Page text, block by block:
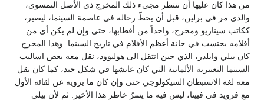
من هذا كان عليها أن تنتظر مجيء ذلك المخرج ذي الأصل النمسوي،
والذي مر في برلين، قبل أن يحطّ رحاله في عاصمة السينما، ليصير،
ككاتب سيناريو ومخرج، واحداً من أقطابها، حتى وإن لم يكن أي من
أفلامه يحتسب في خانة أعظم الأفلام في تاريخ السينما. وهذا المخرج
كان بيلي وايلدر، الذي حين انتقل الى هوليوود، نقل معه بعض اساليب
السينما التعبيرية الألمانية التي كان عايشها في شكل جيد، كما كان نقل
معه لغة الاستبطان السيكولوجي حتى وإن كان ما يرويه عن لقائه الأول
مع فرويد في فيينا، ليس فيه ما يسرّ خاطر هذا الأخير. ثم لأن بيلي